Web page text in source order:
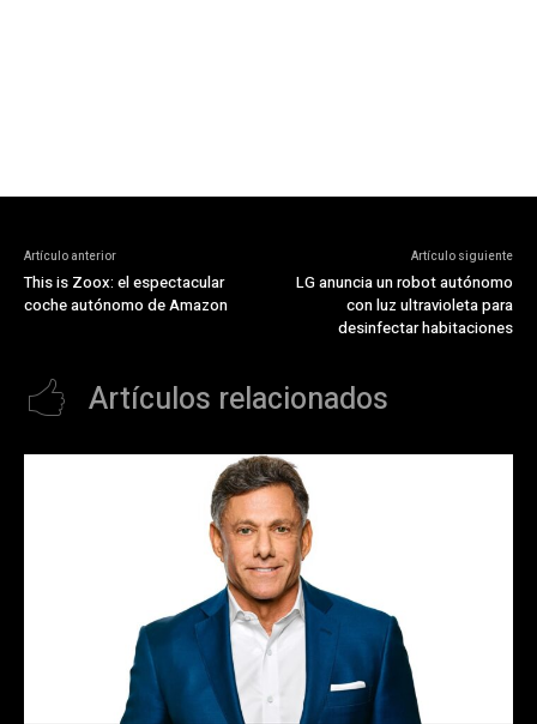
Artículo anterior
This is Zoox: el espectacular
coche autónomo de Amazon
Artículo siguiente
LG anuncia un robot autónomo
con luz ultravioleta para
desinfectar habitaciones
Artículos relacionados